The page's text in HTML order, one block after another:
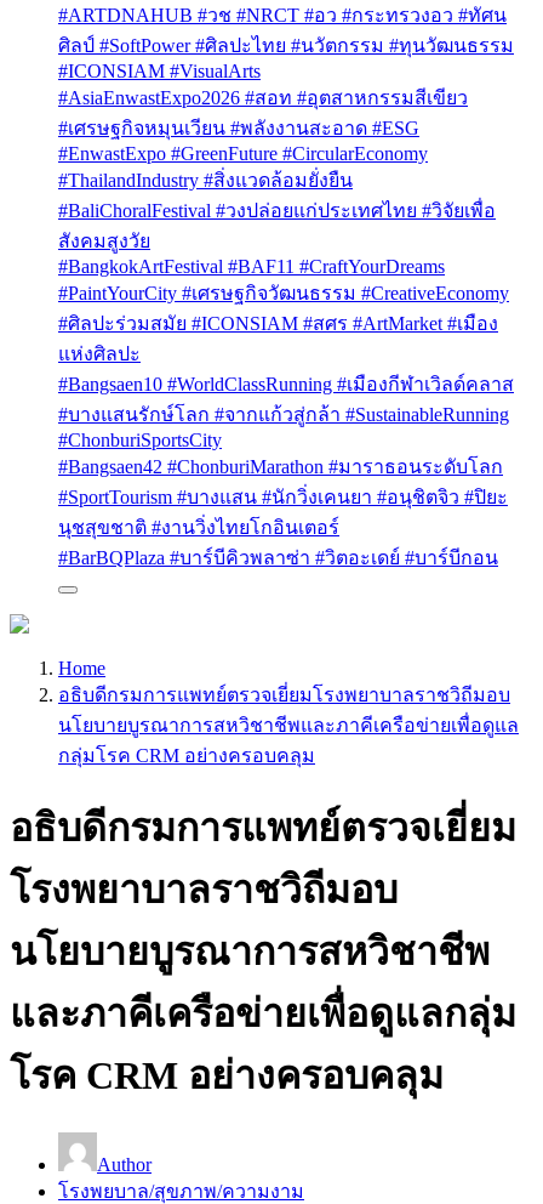
#ARTDNAHUB #วช #NRCT #อว #กระทรวงอว #ทัศน
ศิลป์ #SoftPower #ศิลปะไทย #นวัตกรรม #ทุนวัฒนธรรม
#ICONSIAM #VisualArts
#AsiaEnwastExpo2026 #สอท #อุตสาหกรรมสีเขียว
#เศรษฐกิจหมุนเวียน #พลังงานสะอาด #ESG
#EnwastExpo #GreenFuture #CircularEconomy
#ThailandIndustry #สิ่งแวดล้อมยั่งยืน
#BaliChoralFestival #วงปล่อยแก่ประเทศไทย #วิจัยเพื่อ
สังคมสูงวัย
#BangkokArtFestival #BAF11 #CraftYourDreams
#PaintYourCity #เศรษฐกิจวัฒนธรรม #CreativeEconomy
#ศิลปะร่วมสมัย #ICONSIAM #สศร #ArtMarket #เมือง
แห่งศิลปะ
#Bangsaen10 #WorldClassRunning #เมืองกีฬาเวิลด์คลาส
#บางแสนรักษ์โลก #จากแก้วสู่กล้า #SustainableRunning
#ChonburiSportsCity
#Bangsaen42 #ChonburiMarathon #มาราธอนระดับโลก
#SportTourism #บางแสน #นักวิ่งเคนยา #อนุชิตจิว #ปิยะ
นุชสุขชาติ #งานวิ่งไทยโกอินเตอร์
#BarBQPlaza #บาร์บีคิวพลาซ่า #วิตอะเดย์ #บาร์บีกอน
Home
อธิบดีกรมการแพทย์ตรวจเยี่ยมโรงพยาบาลราชวิถีมอบ
นโยบายบูรณาการสหวิชาชีพและภาคีเครือข่ายเพื่อดูแล
กลุ่มโรค CRM อย่างครอบคลุม
อธิบดีกรมการแพทย์ตรวจเยี่ยม
โรงพยาบาลราชวิถีมอบ
นโยบายบูรณาการสหวิชาชีพ
และภาคีเครือข่ายเพื่อดูแลกลุ่ม
โรค CRM อย่างครอบคลุม
Author
โรงพยบาล/สุขภาพ/ความงาม